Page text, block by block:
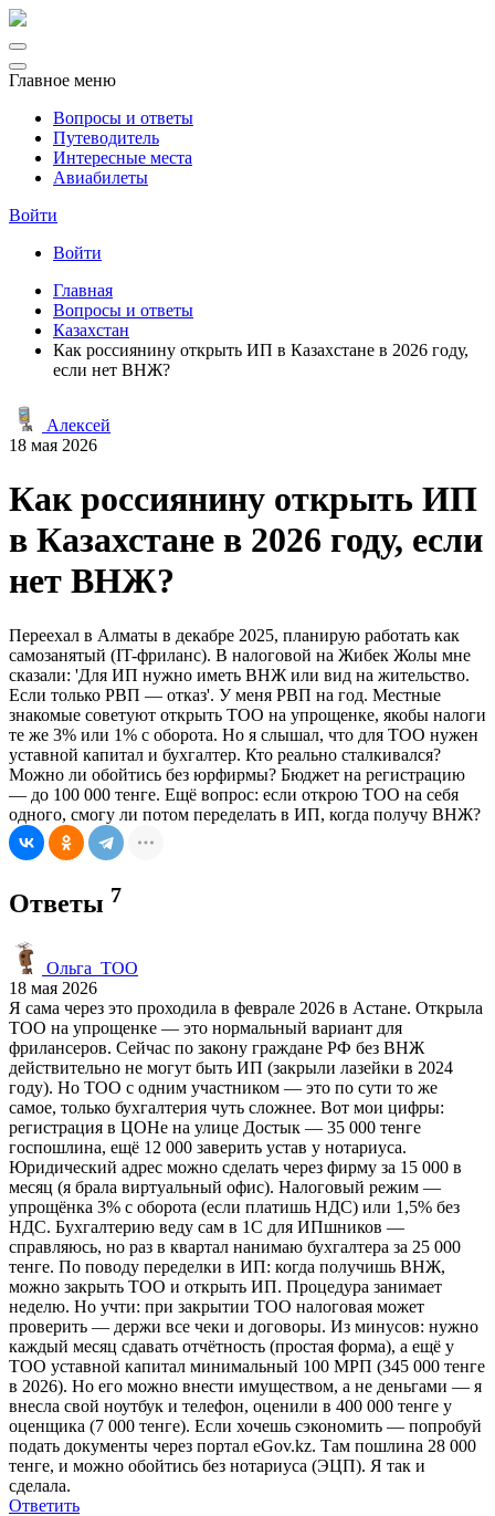
Главное меню
Вопросы и ответы
Путеводитель
Интересные места
Авиабилеты
Войти
Войти
Главная
Вопросы и ответы
Казахстан
Как россиянину открыть ИП в Казахстане в 2026 году,
если нет ВНЖ?
Алексей
18 мая 2026
Как россиянину открыть ИП
в Казахстане в 2026 году, если
нет ВНЖ?
Переехал в Алматы в декабре 2025, планирую работать как
самозанятый (IT-фриланс). В налоговой на Жибек Жолы мне
сказали: 'Для ИП нужно иметь ВНЖ или вид на жительство.
Если только РВП — отказ'. У меня РВП на год. Местные
знакомые советуют открыть ТОО на упрощенке, якобы налоги
те же 3% или 1% с оборота. Но я слышал, что для ТОО нужен
уставной капитал и бухгалтер. Кто реально сталкивался?
Можно ли обойтись без юрфирмы? Бюджет на регистрацию
— до 100 000 тенге. Ещё вопрос: если открою ТОО на себя
одного, смогу ли потом переделать в ИП, когда получу ВНЖ?
Ответы 7
Ольга_ТОО
18 мая 2026
Я сама через это проходила в феврале 2026 в Астане. Открыла
ТОО на упрощенке — это нормальный вариант для
фрилансеров. Сейчас по закону граждане РФ без ВНЖ
действительно не могут быть ИП (закрыли лазейки в 2024
году). Но ТОО с одним участником — это по сути то же
самое, только бухгалтерия чуть сложнее. Вот мои цифры:
регистрация в ЦОНе на улице Достык — 35 000 тенге
госпошлина, ещё 12 000 заверить устав у нотариуса.
Юридический адрес можно сделать через фирму за 15 000 в
месяц (я брала виртуальный офис). Налоговый режим —
упрощёнка 3% с оборота (если платишь НДС) или 1,5% без
НДС. Бухгалтерию веду сам в 1С для ИПшников —
справляюсь, но раз в квартал нанимаю бухгалтера за 25 000
тенге. По поводу переделки в ИП: когда получишь ВНЖ,
можно закрыть ТОО и открыть ИП. Процедура занимает
неделю. Но учти: при закрытии ТОО налоговая может
проверить — держи все чеки и договоры. Из минусов: нужно
каждый месяц сдавать отчётность (простая форма), а ещё у
ТОО уставной капитал минимальный 100 МРП (345 000 тенге
в 2026). Но его можно внести имуществом, а не деньгами — я
внесла свой ноутбук и телефон, оценили в 400 000 тенге у
оценщика (7 000 тенге). Если хочешь сэкономить — попробуй
подать документы через портал eGov.kz. Там пошлина 28 000
тенге, и можно обойтись без нотариуса (ЭЦП). Я так и
сделала.
Ответить